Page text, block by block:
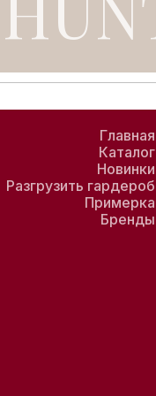
Главная
Каталог
Новинки
Разгрузить гардероб
Примерка
Бренды